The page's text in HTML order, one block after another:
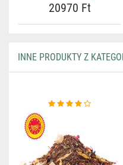
20970 Ft
INNE PRODUKTY Z